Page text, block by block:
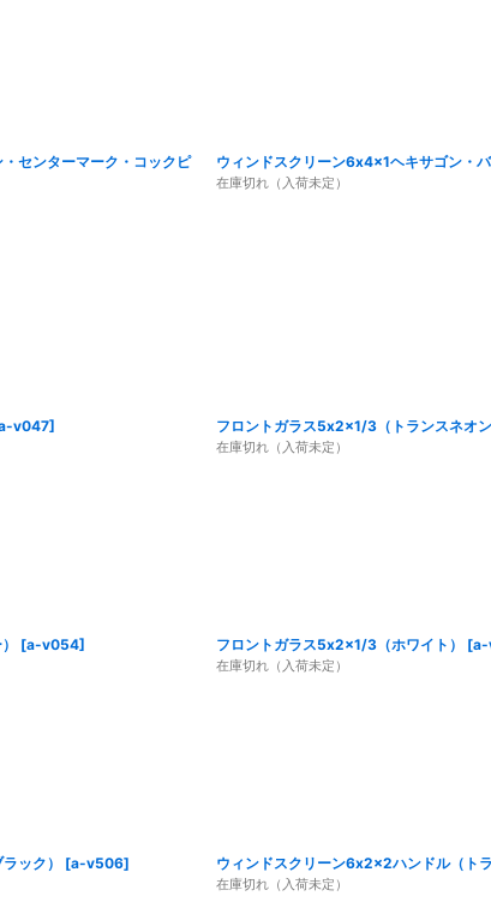
センターマーク・コックピ
ウィンドスクリーン6x4x1ヘキサゴン・バ
在庫切れ（入荷未定）
v047] フロントガラス5x2x1/3（トランスネオン
在庫切れ（入荷未定）
[a-v054] フロントガラス5x2x1/3（ホワイト） [
在庫切れ（入荷未定）
ック） [a-v506] ウィンドスクリーン6x2x2ハンドル（ト
在庫切れ（入荷未定）